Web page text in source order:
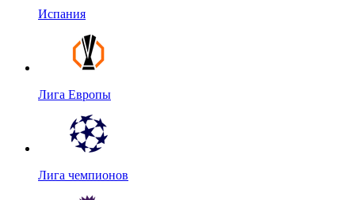
Испания
Лига Европы
Лига чемпионов